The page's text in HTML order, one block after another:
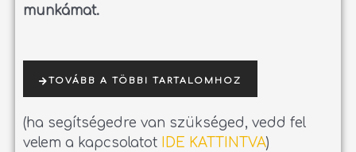
munkámat.
TOVÁBB A TÖBBI TARTALOMHOZ
(ha segítségedre van szükséged, vedd fel
velem a kapcsolatot IDE KATTINTVA)